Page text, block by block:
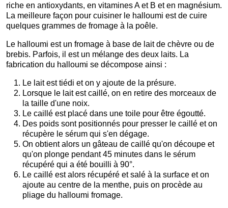
riche en antioxydants, en vitamines A et B et en magnésium.
La meilleure façon pour cuisiner le halloumi est de cuire
quelques grammes de fromage à la poêle.
Le halloumi est un fromage à base de lait de chèvre ou de
brebis. Parfois, il est un mélange des deux laits. La
fabrication du halloumi se décompose ainsi :
Le lait est tiédi et on y ajoute de la présure.
Lorsque le lait est caillé, on en retire des morceaux de
la taille d'une noix.
Le caillé est placé dans une toile pour être égoutté.
Des poids sont positionnés pour presser le caillé et on
récupère le sérum qui s'en dégage.
On obtient alors un gâteau de caillé qu'on découpe et
qu'on plonge pendant 45 minutes dans le sérum
récupéré qui a été bouilli à 90°.
Le caillé est alors récupéré et salé à la surface et on
ajoute au centre de la menthe, puis on procède au
pliage du halloumi fromage.